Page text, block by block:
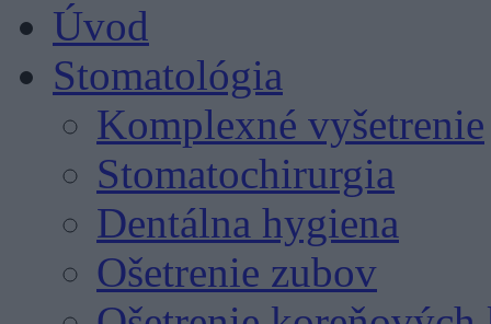
Úvod
Stomatológia
Komplexné vyšetrenie
Stomatochirurgia
Dentálna hygiena
Ošetrenie zubov